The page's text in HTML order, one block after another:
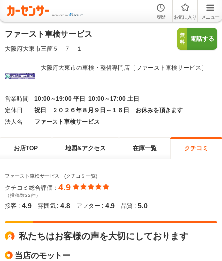
履歴 お気に入り メニュー
ファースト車検サービス
大阪府大東市三箇５－７－１
無
料
電話する
大阪府大東市の車検・整備専門店［ファースト車検サービス］
営業時間
10:00～19:00 平日 10:00～17:00 土日
定休日
祝日 ２０２６年８月９日～１６日 お休みを頂きます
法人名
ファースト車検サービス
お店TOP 地図&アクセス 在庫一覧 クチコミ
ファースト車検サービス (クチコミ一覧)
クチコミ総合評価： 4.9
（投稿数32件）
接客 : 4.9 雰囲気 : 4.8 アフター : 4.9 品質 : 5.0
私たちはお客様の声を大切にしております
当店のモットー